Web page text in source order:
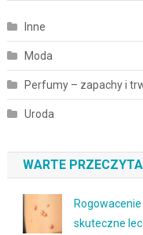
Inne
Moda
Perfumy – zapachy i
Uroda
WARTE
skuteczne